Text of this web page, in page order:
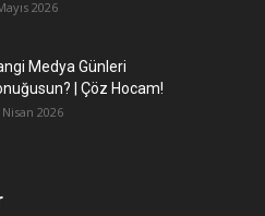
2026
Medya Günleri
| Çöz Hocam!
Nisan 2026